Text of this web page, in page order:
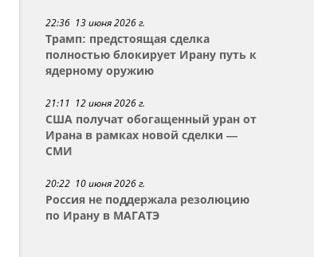
22:36 13 июня 2026 г.
Трамп: предстоящая сделка
полностью блокирует Ирану путь к
ядерному оружию
21:11 12 июня 2026 г.
США получат обогащенный уран от
Ирана в рамках новой сделки —
СМИ
20:22 10 июня 2026 г.
Россия не поддержала резолюцию
по Ирану в МАГАТЭ